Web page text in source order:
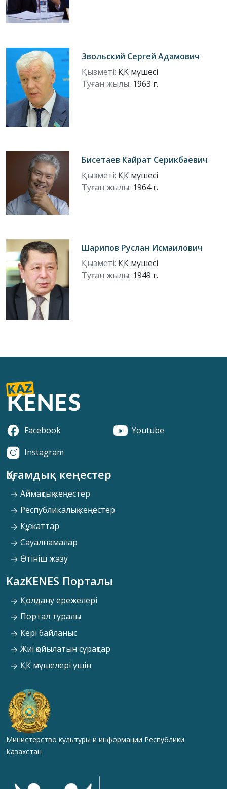
Звольский Сергей Адамович
Қызметі: ҚК мүшесі
Туған жылы: 1963 г.
Бисетаев Кайрат Серикбаевич
Қызметі: ҚК мүшесі
Туған жылы: 1964 г.
Шарипов Руслан Исмаилович
Қызметі: ҚК мүшесі
Туған жылы: 1949 г.
Facebook
Youtube
Instagram
Қоғамдық кеңестер
Аймақтық кеңестер
Республикалық кеңестер
Құжаттар
Сауалнамалар
Өтініш жазу
KazKENES Порталы
Қолдану ережелері
Портал туралы
Кері байланыс
Жиі қойылатын сұрақтар
ҚК мүшелері үшін
Министерство культуры и информации Республики
Казахстан